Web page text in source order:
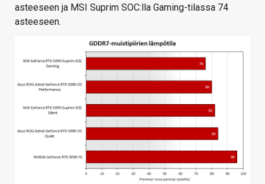
asteeseen ja MSI Suprim SOC:lla Gaming-tilassa 74
asteeseen.